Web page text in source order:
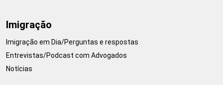
Imigração
Imigração em Dia/Perguntas e respostas
Entrevistas/Podcast com Advogados
Notícias